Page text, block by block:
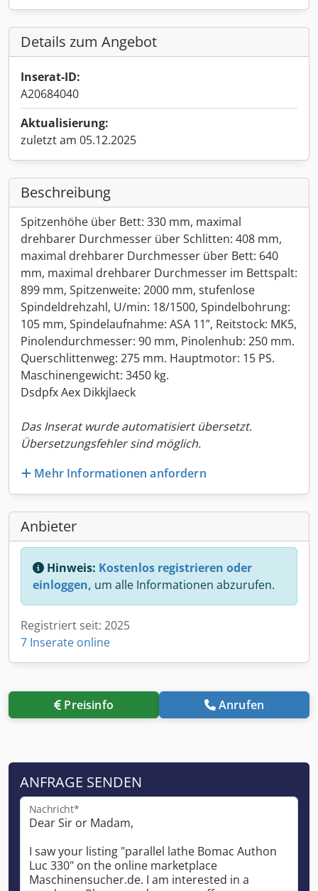
Details zum Angebot
Inserat-ID:
A20684040
Aktualisierung:
zuletzt am 05.12.2025
Beschreibung
Spitzenhöhe über Bett: 330 mm, maximal
drehbarer Durchmesser über Schlitten: 408 mm,
maximal drehbarer Durchmesser über Bett: 640
mm, maximal drehbarer Durchmesser im Bettspalt:
899 mm, Spitzenweite: 2000 mm, stufenlose
Spindeldrehzahl, U/min: 18/1500, Spindelbohrung:
105 mm, Spindelaufnahme: ASA 11”, Reitstock: MK5,
Pinolendurchmesser: 90 mm, Pinolenhub: 250 mm.
Querschlittenweg: 275 mm. Hauptmotor: 15 PS.
Maschinengewicht: 3450 kg.
Dsdpfx Aex Dikkjlaeck
Das Inserat wurde automatisiert übersetzt.
Übersetzungsfehler sind möglich.
Mehr Informationen anfordern
Anbieter
Hinweis: Kostenlos registrieren oder
einloggen, um alle Informationen abzurufen.
Registriert seit: 2025
7 Inserate online
Preisinfo Anrufen
ANFRAGE SENDEN
Nachricht*